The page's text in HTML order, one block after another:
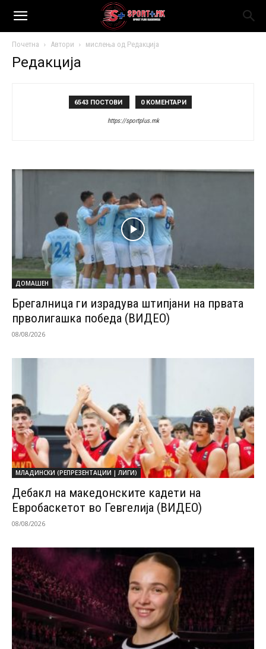
Почетна Автори мислења од Редакција
Редакција
6543 ПОСТОВИ 0 КОМЕНТАРИ
https://sportplus.mk
ДОМАШЕН
Брегалница ги израдува штипјани на првата
прволигашка победа (ВИДЕО)
08/08/2026
МЛАДИНСКИ (РЕПРЕЗЕНТАЦИИ | ЛИГИ)
Дебакл на македонските кадети на
Евробаскетот во Гевгелија (ВИДЕО)
08/08/2026